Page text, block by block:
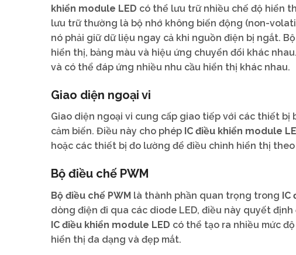
khiển module LED có thể lưu trữ nhiều chế độ hiển
lưu trữ thường là bộ nhớ không biến động (non-
nó phải giữ dữ liệu ngay cả khi nguồn điện bị ngắt.
hiển thị, bảng màu và hiệu ứng chuyển đổi khác
và có thể đáp ứng nhiều nhu cầu hiển thị khác nhau.
Giao diện ngoại vi
Giao diện ngoại vi cung cấp giao tiếp với các thiết
cảm biến. Điều này cho phép IC điều khiển module
hoặc các thiết bị đo lường để điều chỉnh hiển thị theo
Bộ điều chế PWM
Bộ điều chế PWM là thành phần quan trọng trong
dòng điện đi qua các diode LED, điều này quyết
IC điều khiển module LED có thể tạo ra nhiều mức
hiển thị đa dạng và đẹp mắt.